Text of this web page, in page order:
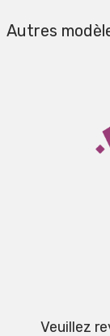
Autres
Veuillez